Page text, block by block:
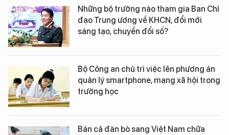
Những bộ trưởng nào tham gia Ban Chỉ
đạo Trung ương về KHCN, đổi mới
sáng tạo, chuyển đổi số?
Bộ Công an chủ trì việc lên phương án
quản lý smartphone, mạng xã hội trong
trường học
Bán cả đàn bò sang Việt Nam chữa